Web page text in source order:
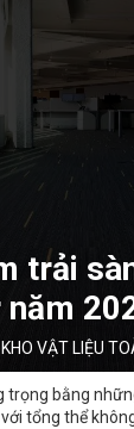
trải
VẬT LIỆU
trọng bằng
tổng thể